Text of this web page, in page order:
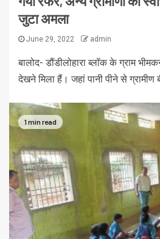
जुटा अमला
June 29, 2022 admin
बालोद- डौंडीलोहारा ब्लॉक के ग्राम
देखने मिला हैं। जहां पानी पीने से ग्रामीण
1 min read